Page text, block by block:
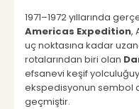
1971–1972 yıllarında
Americas Expedition,
uç noktasına kadar
rotalarından biri olan
efsanevi keşif
ekspedisyonun sembol
geçmiştir.